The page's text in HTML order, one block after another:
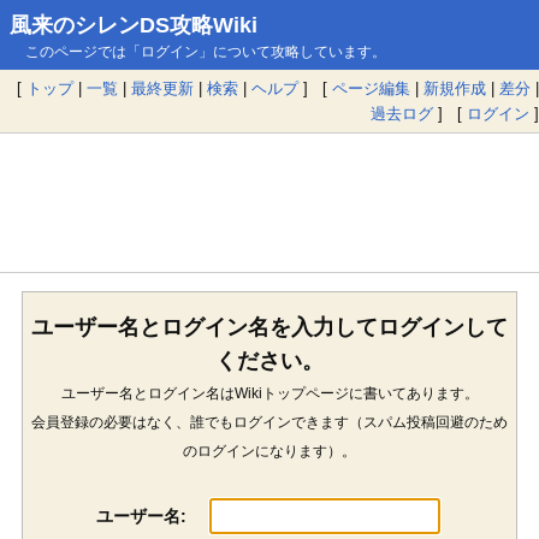
風来のシレンDS攻略Wiki
このページでは「ログイン」について攻略しています。
[ トップ| 一覧 | 最終更新 | 検索 | ヘルプ] [ ページ編集 | 新規作成 | 差分 |
過去ログ ] [ ログイン ]
ユーザー名とログイン名を入力してログインして
ください。
ユーザー名とログイン名はWikiトップページに書いてあります。
会員登録の必要はなく、誰でもログインできます（スパム投稿回避のため
のログインになります）。
ユーザー名: